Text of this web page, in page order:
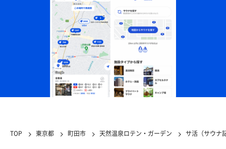
TOP 東京都 町田市 天然温泉ロテン・ガーデン サ活（サウナ